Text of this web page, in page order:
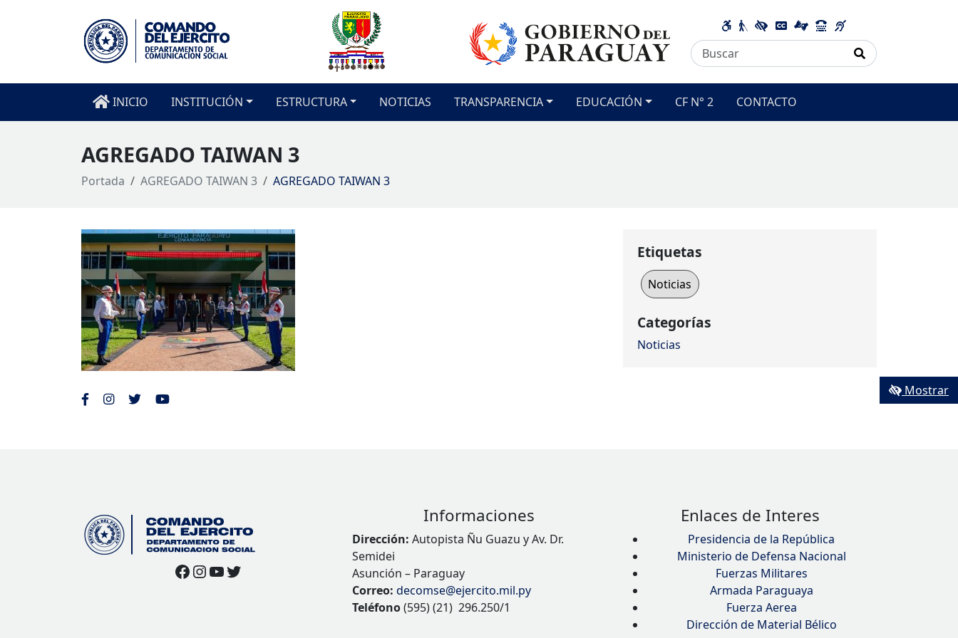
INICIO INSTITUCIÓN ESTRUCTURA NOTICIAS TRANSPARENCIA EDUCACIÓN CF N° 2 CONTACTO
Mostrar
AGREGADO TAIWAN 3
Portada AGREGADO TAIWAN 3 AGREGADO TAIWAN 3
Etiquetas
Noticias
Categorías
Noticias
Facebook
Instagram
YouTube
Twitter
Informaciones
Dirección: Autopista Ñu Guazu y Av. Dr.
Semidei
Asunción – Paraguay
Correo: decomse@ejercito.mil.py
Teléfono(595) (21) 296.250/1
Enlaces de Interes
Presidencia de la República
Ministerio de Defensa Nacional
Fuerzas Militares
Armada Paraguaya
Fuerza Aerea
Dirección de Material Bélico